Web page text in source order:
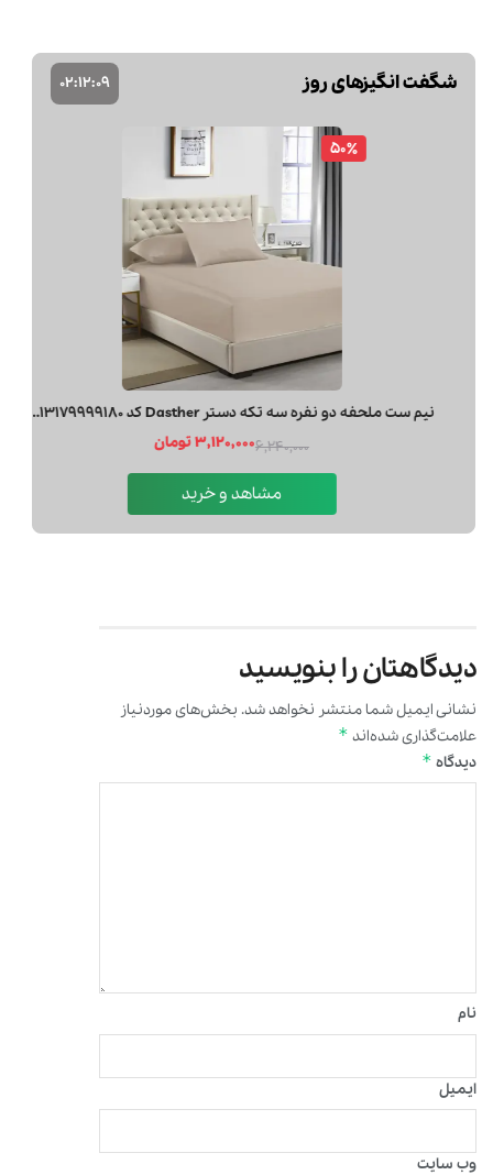
شگفت انگیزهای روز 02:12:08
شلوار اسلش مردانه بالون مدل 44128
7,500,000
مشاهد و خرید
دیدگاهتان را بنویسید
نشانی ایمیل شما منتشر نخواهد شد.بخش‌های موردنیاز
علامت‌گذاری شده‌اند*
دیدگاه*
نام
ایمیل
وب‌ سایت